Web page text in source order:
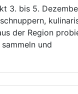
3. bis 5.
der Region
und